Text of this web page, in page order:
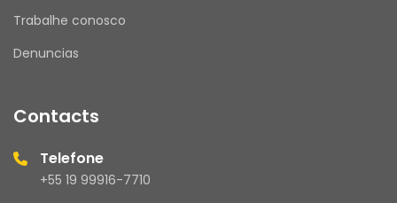
Trabalhe conosco
Denuncias
Contacts
Telefone
+55 19 99916-7710